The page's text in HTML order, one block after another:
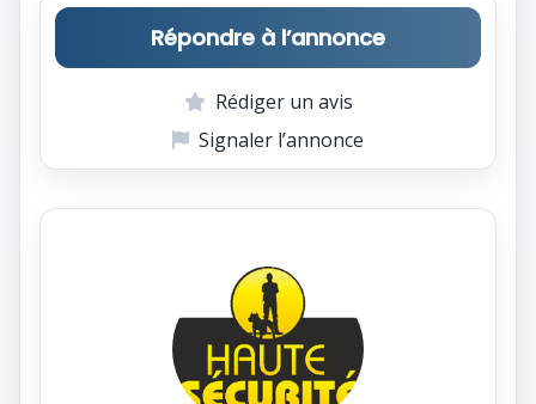
Répondre à l’annonce
Rédiger un avis
Signaler l’annonce